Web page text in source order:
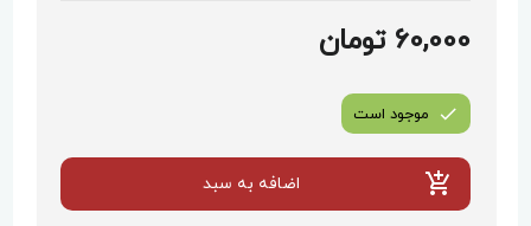
60,000 تومان
موجود است
اضافه به سبد